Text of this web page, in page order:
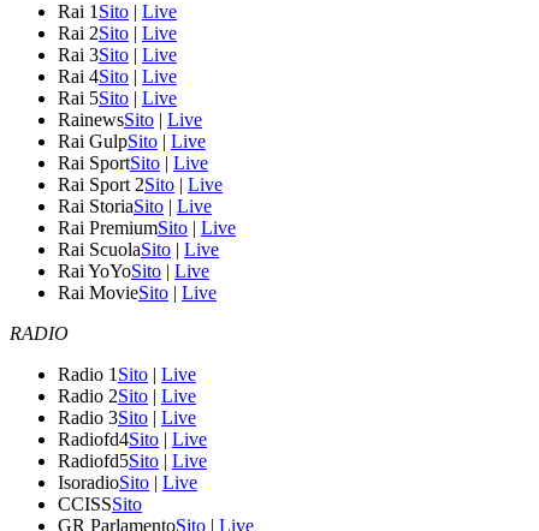
Rai 1 Sito | Live
Rai 2Sito | Live
Rai 3Sito | Live
Rai 4Sito | Live
Rai 5Sito | Live
RainewsSito | Live
Rai GulpSito | Live
Rai SportSito | Live
Rai Sport 2Sito | Live
Rai StoriaSito | Live
Rai PremiumSito | Live
Rai ScuolaSito | Live
Rai YoYoSito | Live
Rai MovieSito | Live
RADIO
Radio 1 Sito | Live
Radio 2Sito | Live
Radio 3Sito | Live
Radiofd4Sito | Live
Radiofd5Sito | Live
IsoradioSito | Live
CCISSSito
GR ParlamentoSito | Live